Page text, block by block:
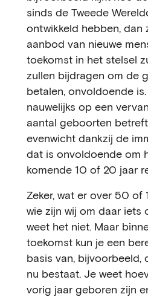
sinds de Tweede
ontwikkeld hebben, dan
aanbod van nieuwe
toekomst in het stelsel
zullen bijdragen om de
betalen, onvoldoende
nauwelijks op een
aantal geboorten
evenwicht dankzij de
dat is onvoldoende om
komende 10 of 20 jaar
Zeker, wat er over 50 of
wie zijn wij om daar iets
weet het niet. Maar
toekomst kun je een
basis van, bijvoorbeeld,
nu bestaat. Je weet
vorig jaar geboren zijn